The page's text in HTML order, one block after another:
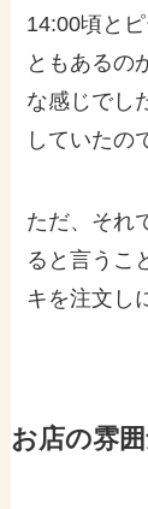
14:00頃と
ともあるの
な感じでし
していたの
ただ、それ
ると言うこ
キを注文し
お店の雰